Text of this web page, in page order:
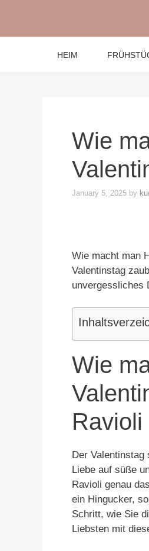
content
HEIM
Wie
January 5, 2025 by
Wie macht man
Valentinstag
unvergessliches
Wie
Der
Liebe auf süße
Ravioli genau
ein Hingucker,
Schritt, wie Sie
Liebsten mit